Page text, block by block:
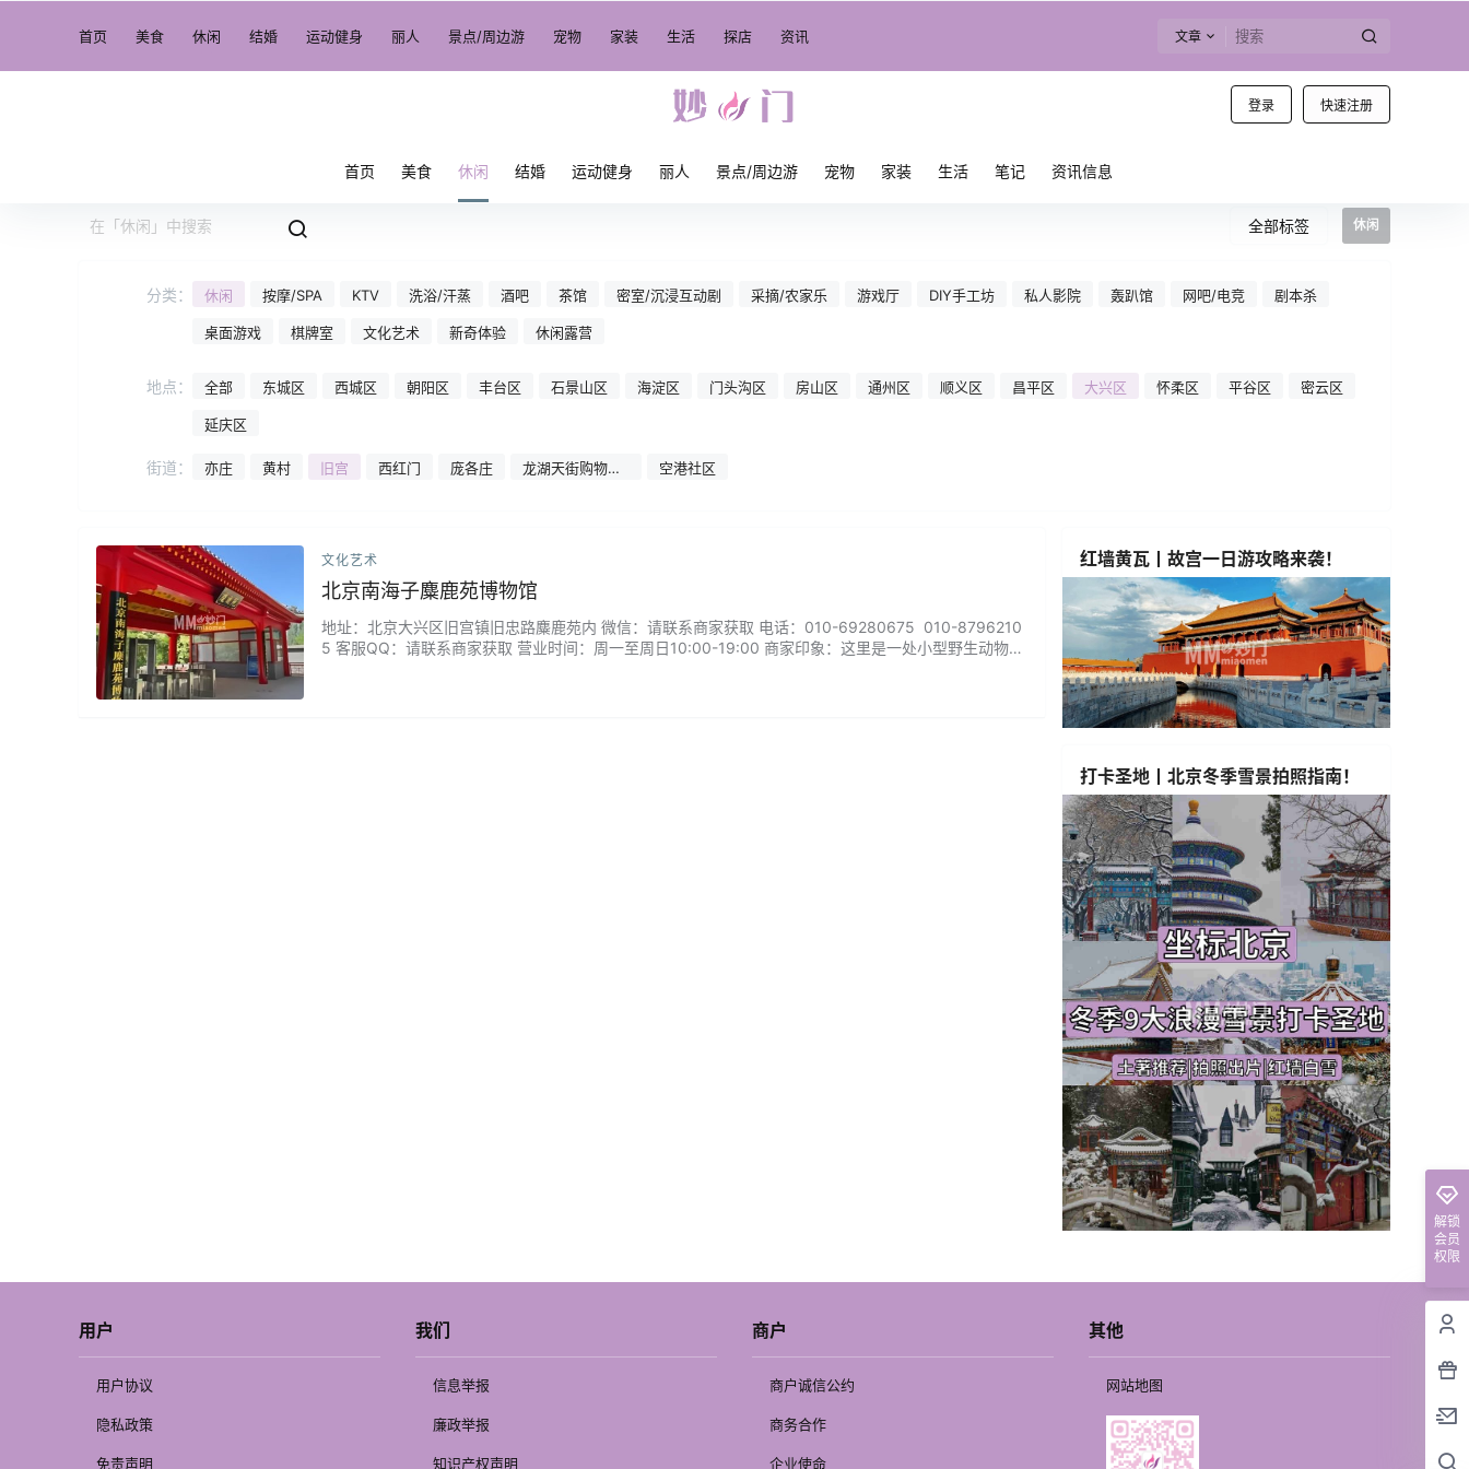
首页 美食 休闲 结婚 运动健身 丽人 景点/周边游 宠物 家装 生活 探店 资讯 文章
登录 快速注册
首页 美食 休闲 结婚 运动健身 丽人 景点/周边游 宠物 家装 生活 笔记 资讯信息
全部标签 休闲
分类： 休闲 按摩/SPA KTV 洗浴/汗蒸 酒吧 茶馆 密室/沉浸互动剧 采摘/农家乐 游戏厅 DIY手工坊 私人影院 轰趴馆 网吧/电竞 剧本杀
桌面游戏 棋牌室 文化艺术 新奇体验 休闲露营
地点： 全部 东城区 西城区 朝阳区 丰台区 石景山区 海淀区 门头沟区 房山区 通州区 顺义区 昌平区 大兴区 怀柔区 平谷区 密云区
延庆区
街道： 亦庄 黄村 旧宫 西红门 庞各庄
龙湖天街购物中
空港社区
文化艺术
北京南海子麋鹿苑博物馆
地址：北京大兴区旧宫镇旧忠路麋鹿苑内 微信：请联系商家获取 电话：010-69280675 010-8796210
5 客服QQ：请联系商家获取 营业时间：周一至周日10:00-19:00 商家印象：这里是一处小型野生动物
红墙黄瓦丨故宫一日游攻略来袭！
打卡圣地丨北京冬季雪景拍照指南！
解锁
会员
权限
用户
用户协议
隐私政策
免责声明
我们
信息举报
廉政举报
知识产权声明
商户
商户诚信公约
商务合作
企业使命
其他
网站地图